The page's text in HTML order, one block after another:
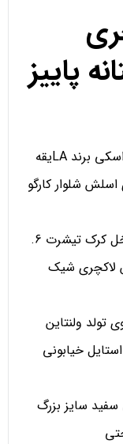
پاییز
مانتو کبریتی کتان چهار خانه ابرنگی یقه اسکی برند LAیقه
شلوار کارگو
کرک تیشرت 6.
لاکچری شیک
ولنتاین
خیابونی
سایز بزرگ